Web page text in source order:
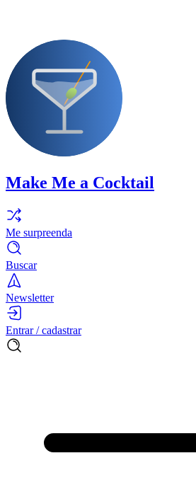
Make Me a Cocktail
Me surpreenda
Buscar
Newsletter
Entrar / cadastrar